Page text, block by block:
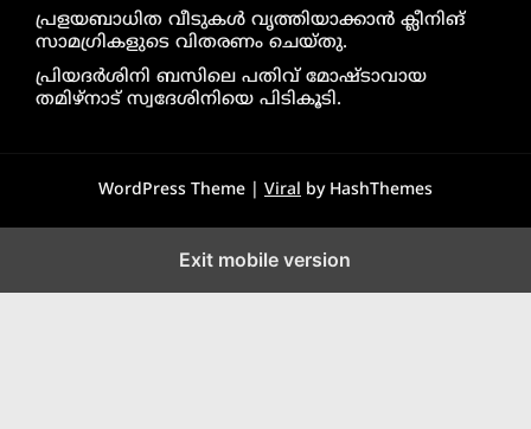
പ്രളയബാധിത വീടുകൾ വൃത്തിയാക്കാൻ ക്ലീനിങ്
സാമഗ്രികളുടെ വിതരണം ചെയ്തു.
പ്രിയദർശിനി ബസിലെ പതിവ് മോഷ്ടാവായ
തമിഴ്നാട് സ്വദേശിനിയെ പിടികൂടി.
WordPress Theme | Viral by HashThemes
Exit mobile version